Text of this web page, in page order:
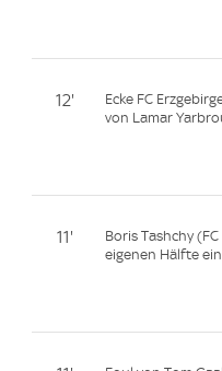
12'
Ecke FC
von Lamar
11'
Boris Tashchy
eigenen Hälfte